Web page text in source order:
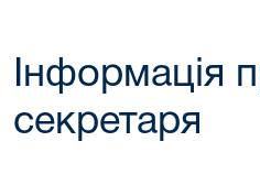
Інформація
секретаря